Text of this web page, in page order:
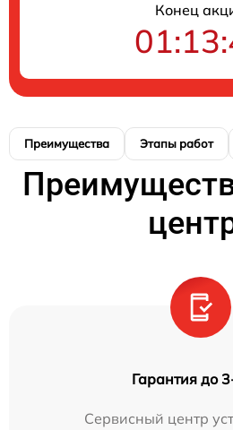
Конец
Преимущества Этапы работ
Гарантия до
Сервисный центр